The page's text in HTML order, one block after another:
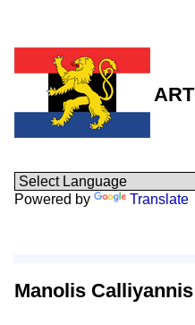
Powered by Translate
Manolis Calliyannis